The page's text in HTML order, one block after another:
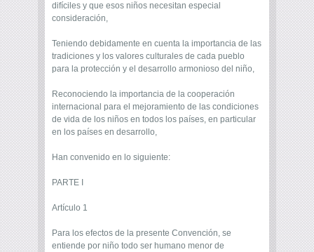
difíciles y que esos niños necesitan especial
consideración,
Teniendo debidamente en cuenta la importancia de las
tradiciones y los valores culturales de cada pueblo
para la protección y el desarrollo armonioso del niño,
Reconociendo la importancia de la cooperación
internacional para el mejoramiento de las condiciones
de vida de los niños en todos los países, en particular
en los países en desarrollo,
Han convenido en lo siguiente:
PARTE I
Artículo 1
Para los efectos de la presente Convención, se
entiende por niño todo ser humano menor de